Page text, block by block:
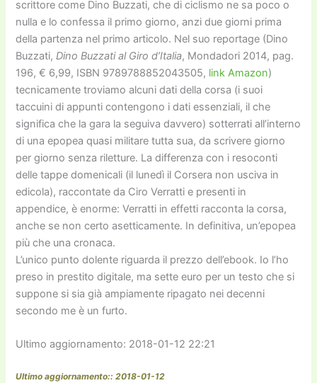
scrittore come Dino Buzzati, che di ciclismo ne sa poco o
nulla e lo confessa il primo giorno, anzi due giorni prima
della partenza nel primo articolo. Nel suo reportage (Dino
Buzzati,Dino Buzzati al Giro d’Italia, Mondadori 2014, pag.
196, € 6,99, ISBN 9789788852043505, link Amazon)
tecnicamente troviamo alcuni dati della corsa (i suoi
taccuini di appunti contengono i dati essenziali, il che
significa che la gara la seguiva davvero) sotterrati all’interno
di una epopea quasi militare tutta sua, da scrivere giorno
per giorno senza riletture. La differenza con i resoconti
delle tappe domenicali (il lunedì il Corsera non usciva in
edicola), raccontate da Ciro Verratti e presenti in
appendice, è enorme: Verratti in effetti racconta la corsa,
anche se non certo asetticamente. In definitiva, un’epopea
più che una cronaca.
L’unico punto dolente riguarda il prezzo dell’ebook. Io l’ho
preso in prestito digitale, ma sette euro per un testo che si
suppone si sia già ampiamente ripagato nei decenni
secondo me è un furto.
Ultimo aggiornamento: 2018-01-12 22:21
Ultimo aggiornamento:: 2018-01-12